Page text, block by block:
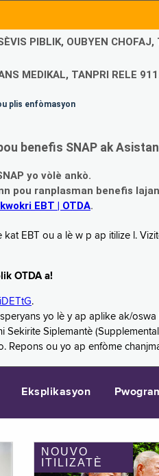
PIBLIK, OUBYEN
MEDIKAL, TANPRI RELE
plis enfòmasyon
benefis SNAP ak
yo vòlè ankò.
pou ranplasman benefis
EBT | OTDA.
EBT ou a lè w p ap itilize l.
OTDA a!
.
yo lè y ap aplike ak/
Sekirite Siplemantè
Repons ou yo ap enfòme
Eksplikasyon
NOUVO
ITILIZATÈ